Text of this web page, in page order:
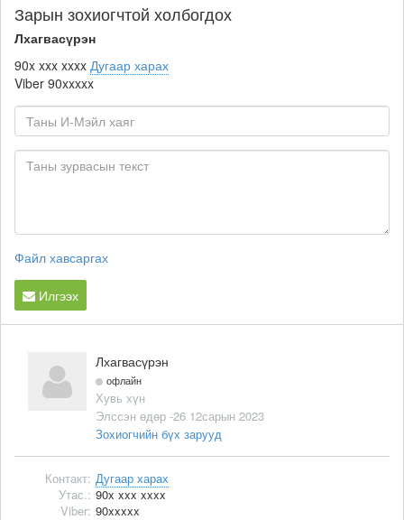
Зарын зохиогчтой холбогдох
Лхагвасүрэн
90x xxx xxxx Дугаар харах
Viber 90xxxxx
Файл хавсаргах
Илгээх
Лхагвасүрэн
офлайн
Хувь хүн
Элссэн өдөр -26 12сарын 2023
Зохиогчийн бүх зарууд
Контакт: Дугаар харах
Утас.: 90x xxx xxxx
Viber: 90xxxxx